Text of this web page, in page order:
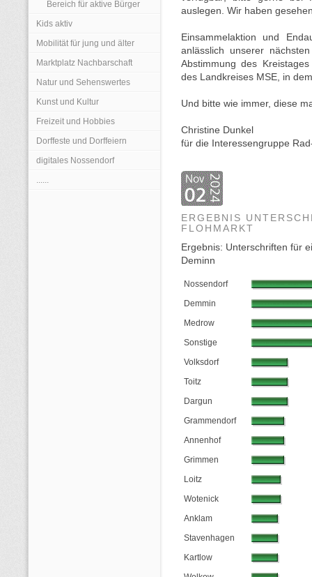
Bereich für aktive Bürger
Kids aktiv
Mobilität für jung und älter
Marktplatz Nachbarschaft
Natur und Sehenswertes
Kunst und Kultur
Freizeit und Hobbies
Dorffeste und Dorffeiern
digitales Nossendorf
......
auslegen. Wir haben
Einsammelaktion und
anlässlich unserer
Abstimmung des
des Landkreises MSE, in
Und bitte wie immer, diese
Christine Dunkel
für die Interessengruppe
ERGEBNIS
FLOHMARKT
Ergebnis: Unterschriften für
Deminn
Nossendorf
Demmin
Medrow
Sonstige
Volksdorf
Toitz
Dargun
Grammendorf
Annenhof
Grimmen
Loitz
Wotenick
Anklam
Stavenhagen
Kartlow